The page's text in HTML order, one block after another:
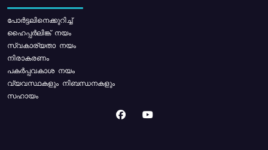
പോര്‍ട്ടലിനെക്കുറിച്ച്
ഹൈപ്പർലിങ്ക് നയം
സ്വകാര്യതാ നയം
നിരാകരണം
പകർപ്പവകാശ നയം
വ്യവസ്ഥകളും നിബന്ധനകളും
സഹായം